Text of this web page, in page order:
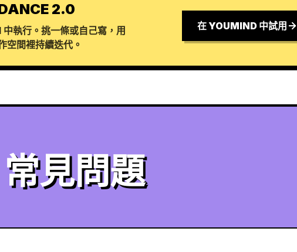
2.0
執行。挑一條或自己寫，用
間裡持續迭代。
在 YOUMIND 中試用
常見問題